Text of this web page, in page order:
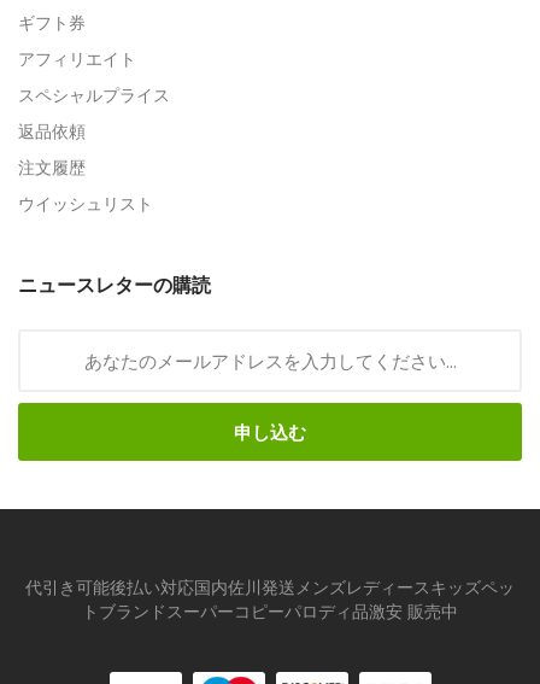
ギフト券
アフィリエイト
スペシャルプライス
返品依頼
注文履歴
ウイッシュリスト
ニュースレターの購読
申し込む
代引き可能後払い対応国内佐川発送メンズレディースキッズペッ
トブランドスーパーコピーパロディ品激安 販売中